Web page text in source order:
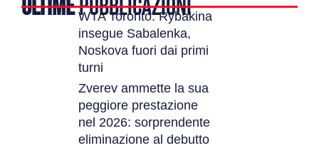
ULTIMEPUBBLICAZIONI
WTA Toronto: Rybakina
insegue Sabalenka,
Noskova fuori dai primi
turni
Zverev ammette la sua
peggiore prestazione
nel 2026: sorprendente
eliminazione al debutto